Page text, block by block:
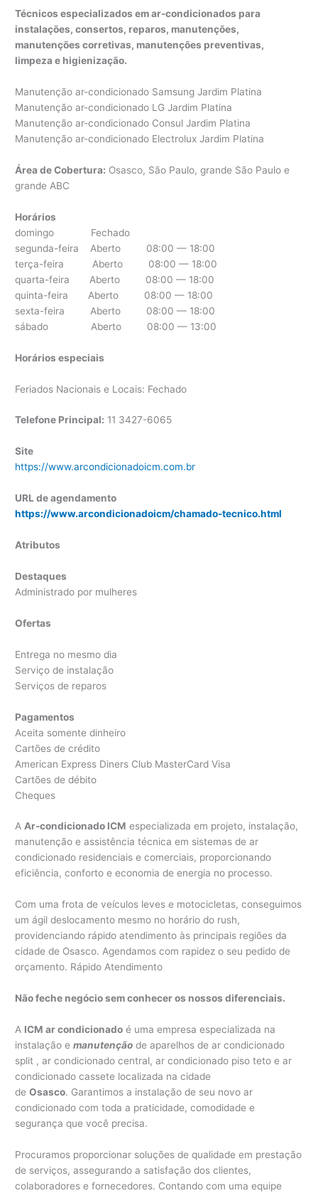
Técnicos especializados em ar-condicionados para
instalações, consertos, reparos, manutenções,
manutenções corretivas, manutenções preventivas,
limpeza e higienização.
Manutenção ar-condicionado Samsung Jardim Platina
Manutenção ar-condicionado LG Jardim Platina
Manutenção ar-condicionado Consul Jardim Platina
Manutenção ar-condicionado Electrolux Jardim Platina
Área de Cobertura: Osasco, São Paulo, grande São Paulo e
grande ABC
Horários
domingo Fechado
segunda-feira Aberto 08:00 — 18:00
terça-feira Aberto 08:00 — 18:00
quarta-feira Aberto 08:00 — 18:00
quinta-feira Aberto 08:00 — 18:00
sexta-feira Aberto 08:00 — 18:00
sábado Aberto 08:00 — 13:00
Horários especiais
Feriados Nacionais e Locais: Fechado
Telefone Principal: 11 3427-6065
Site
https://www.arcondicionadoicm.com.br
URL de agendamento
https://www.arcondicionadoicm/chamado-tecnico.html
Atributos
Destaques
Administrado por mulheres
Ofertas
Entrega no mesmo dia
Serviço de instalação
Serviços de reparos
Pagamentos
Aceita somente dinheiro
Cartões de crédito
American Express Diners Club MasterCard Visa
Cartões de débito
Cheques
AAr-condicionado ICM especializada em projeto, instalação,
manutenção e assistência técnica em sistemas de ar
condicionado residenciais e comerciais, proporcionando
eficiência, conforto e economia de energia no processo.
Com uma frota de veículos leves e motocicletas, conseguimos
um ágil deslocamento mesmo no horário do rush,
providenciando rápido atendimento às principais regiões da
cidade de Osasco. Agendamos com rapidez o seu pedido de
orçamento. Rápido Atendimento
Não feche negócio sem conhecer os nossos diferenciais.
A ICM ar condicionado é uma empresa especializada na
instalação emanutenção de aparelhos de ar condicionado
split , ar condicionado central, ar condicionado piso teto e ar
condicionado cassete localizada na cidade
deOsasco. Garantimos a instalação de seu novo ar
condicionado com toda a praticidade, comodidade e
segurança que você precisa.
Procuramos proporcionar soluções de qualidade em prestação
de serviços, assegurando a satisfação dos clientes,
colaboradores e fornecedores. Contando com uma equipe